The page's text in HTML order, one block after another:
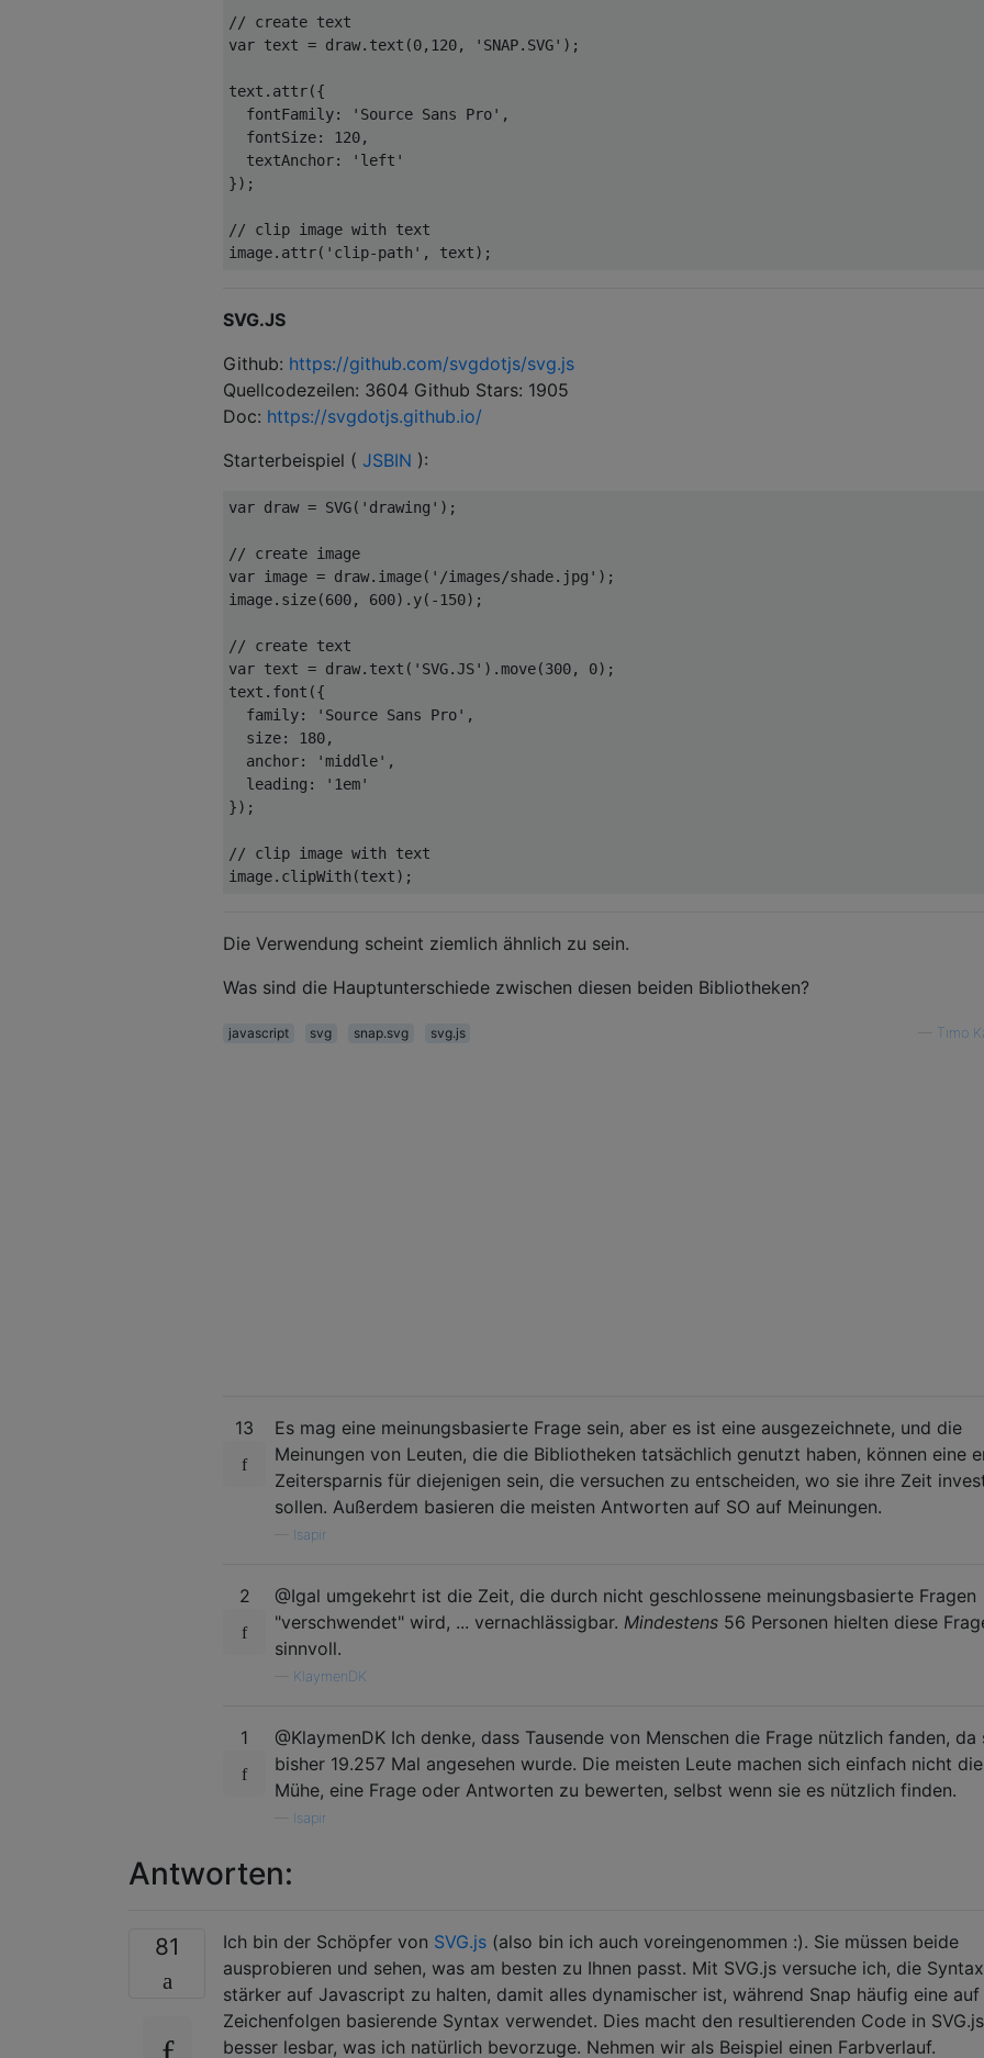
// create text
var text = draw.text(0, 120, 'SNAP.SVG' );
text.attr({
fontFamily: 'Source Sans Pro' ,
fontSize: 120,
textAnchor:
'left'
});
// clip image with text
image.attr( 'clip-path'
SVG.JS
Github: https://github.com/svgdotjs/svg.js
Quellcodezeilen: 3604 Github Stars: 1905
Doc: https://svgdotjs.github.io/
Starterbeispiel ( JSBIN ):
var draw = SVG( 'drawing' );
// create image
var image = draw.image( '/images/shade.jpg' );
image.size(600, 600).y( -150);
// create text
var text = draw.text( 'SVG.JS' ).move(300, 0);
text.font({
family: 'Source Sans Pro' ,
size: 180,
anchor: 'middle' ,
leading :
'1em'
});
// clip image with text
Die Verwendung scheint ziemlich ähnlich zu sein.
Was sind die Hauptunterschiede zwischen diesen beiden Bibliotheken?
javascript svg snap.svg svg.js
Timo
13
Es mag eine meinungsbasierte Frage sein, aber es ist eine ausgezeichnete, und die
Meinungen von Leuten, die die Bibliotheken tatsächlich genutzt haben, können eine
Zeitersparnis für diejenigen sein, die versuchen zu entscheiden, wo sie ihre Zeit
sollen. Außerdem basieren die meisten Antworten auf SO auf Meinungen.
Isapir
2
@Igal umgekehrt ist die Zeit, die durch nicht geschlossene meinungsbasierte Fragen
"verschwendet" wird, ... vernachlässigbar. Mindestens 56 Personen hielten diese
sinnvoll.
KlaymenDK
1
@KlaymenDK Ich denke, dass Tausende von Menschen die Frage nützlich fanden, da
bisher 19.257 Mal angesehen wurde. Die meisten Leute machen sich einfach nicht die
Mühe, eine Frage oder Antworten zu bewerten, selbst wenn sie es nützlich finden.
Isapir
Antworten:
81 Ich bin der Schöpfer von SVG.js (also bin ich auch voreingenommen :). Sie müssen beide
ausprobieren und sehen, was am besten zu Ihnen passt. Mit SVG.js versuche ich, die Syntax
stärker auf Javascript zu halten, damit alles dynamischer ist, während Snap häufig eine auf
Zeichenfolgen basierende Syntax verwendet. Dies macht den resultierenden Code in
besser lesbar, was ich natürlich bevorzuge. Nehmen wir als Beispiel einen Farbverlauf.